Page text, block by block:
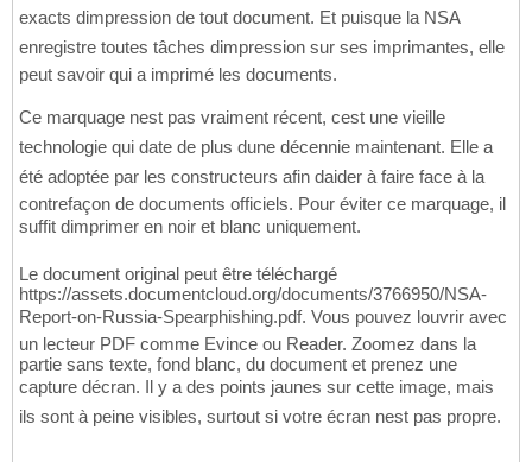
exacts dimpression de tout document. Et puisque la NSA
enregistre toutes tâches dimpression sur ses imprimantes, elle
peut savoir qui a imprimé les documents.
Ce marquage nest pas vraiment récent, cest une vieille
technologie qui date de plus dune décennie maintenant. Elle a
été adoptée par les constructeurs afin daider à faire face à la
contrefaçon de documents officiels. Pour éviter ce marquage, il
suffit dimprimer en noir et blanc uniquement.
Le document original peut être téléchargé
https://assets.documentcloud.org/documents/3766950/NSA-
Report-on-Russia-Spearphishing.pdf. Vous pouvez louvrir avec
un lecteur PDF comme Evince ou Reader. Zoomez dans la
partie sans texte, fond blanc, du document et prenez une
capture décran. Il y a des points jaunes sur cette image, mais
ils sont à peine visibles, surtout si votre écran nest pas propre.